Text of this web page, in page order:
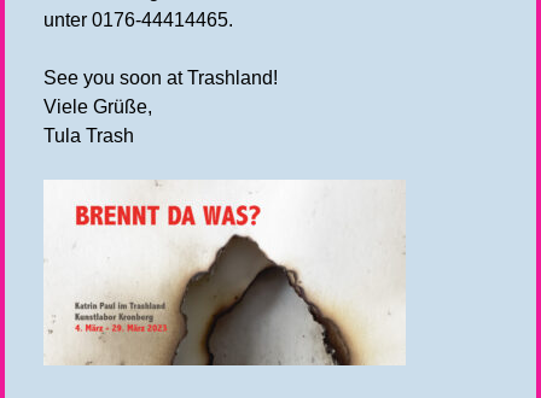
unter 0176-44414465.
See you soon at Trashland!
Viele Grüße,
Tula Trash